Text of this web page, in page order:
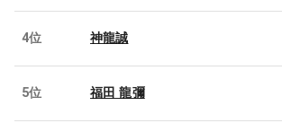
4位 神龍誠
5位 福田 龍彌